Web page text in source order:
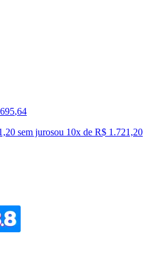
,64
sem jurosou 10x de R$ 1.721,20